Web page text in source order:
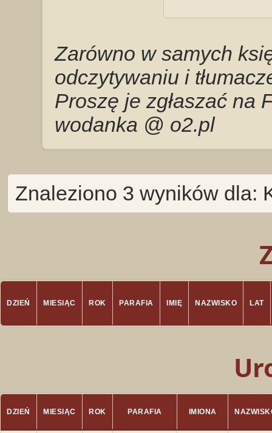
Zarówno w samych
odczytywaniu i
Proszę je zgłaszać na
wodanka @ o2.pl
Znaleziono 3 wyników dla:
DZIEŃ MIESIĄC ROK PARAFIA IMIĘ NAZWISKO LAT
DZIEŃ MIESIĄC ROK PARAFIA IMIONA